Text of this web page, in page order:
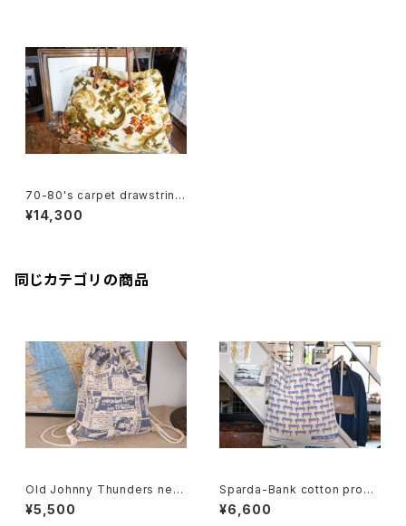
70-80's carpet drawstring
large Bag
¥14,300
同じカテゴリの商品
Old Johnny Thunders new
spaper printed canvas Kna
psack
¥5,500
Sparda-Bank cotton prom
otional shoulder Bag
¥6,600